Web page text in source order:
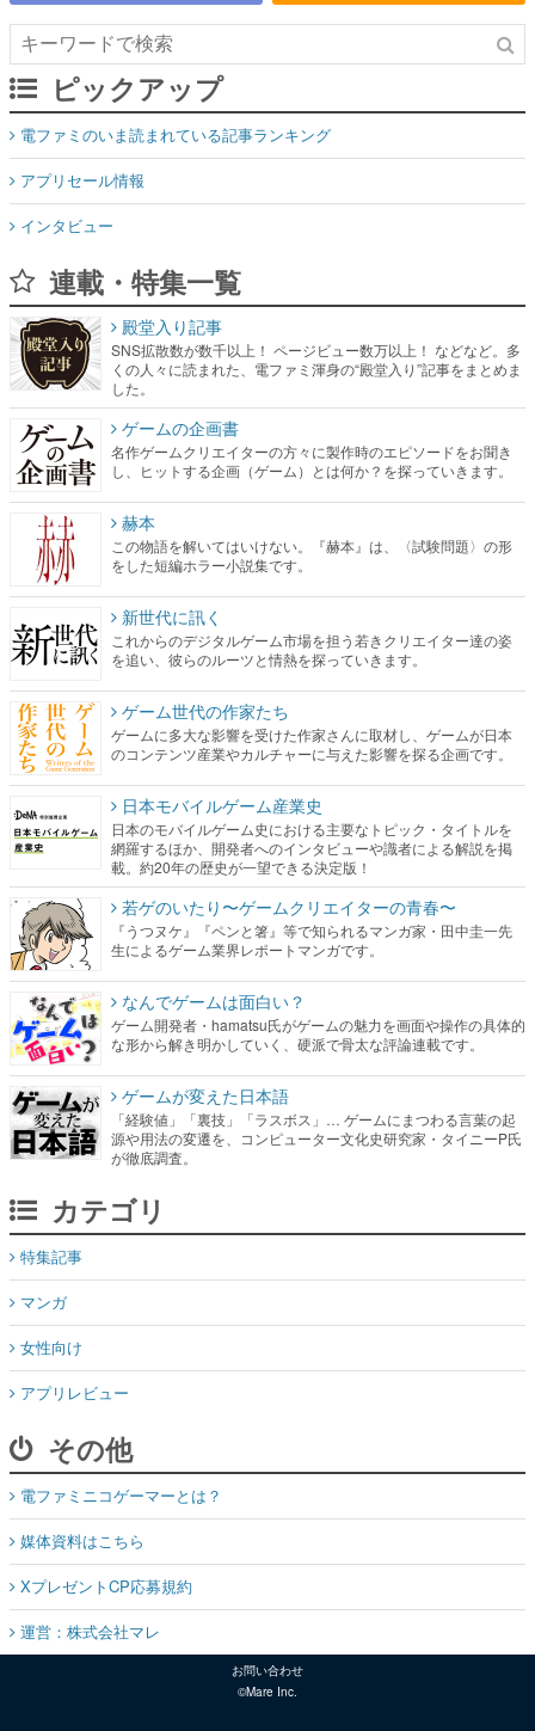
ピックアップ
電ファミのいま読まれている記事ランキング
アプリセール情報
インタビュー
連載・特集一覧
殿堂入り記事
SNS拡散数が数千以上！ ページビュー数万以上！ などなど。多
くの人々に読まれた、電ファミ渾身の“殿堂入り”記事をまとめま
した。
ゲームの企画書
名作ゲームクリエイターの方々に製作時のエピソードをお聞き
し、ヒットする企画（ゲーム）とは何か？を探っていきます。
赫本
この物語を解いてはいけない。『赫本』は、〈試験問題〉の形
をした短編ホラー小説集です。
新世代に訊く
これからのデジタルゲーム市場を担う若きクリエイター達の姿
を追い、彼らのルーツと情熱を探っていきます。
ゲーム世代の作家たち
ゲームに多大な影響を受けた作家さんに取材し、ゲームが日本
のコンテンツ産業やカルチャーに与えた影響を探る企画です。
日本モバイルゲーム産業史
日本のモバイルゲーム史における主要なトピック・タイトルを
網羅するほか、開発者へのインタビューや識者による解説を掲
載。約20年の歴史が一望できる決定版！
若ゲのいたり〜ゲームクリエイターの青春〜
『うつヌケ』『ペンと箸』等で知られるマンガ家・田中圭一先
生によるゲーム業界レポートマンガです。
なんでゲームは面白い？
ゲーム開発者・hamatsu氏がゲームの魅力を画面や操作の具体的
な形から解き明かしていく、硬派で骨太な評論連載です。
ゲームが変えた日本語
「経験値」「裏技」「ラスボス」… ゲームにまつわる言葉の起
源や用法の変遷を、コンピューター文化史研究家・タイニーP氏
が徹底調査。
カテゴリ
特集記事
マンガ
女性向け
アプリレビュー
その他
電ファミニコゲーマーとは？
媒体資料はこちら
XプレゼントCP応募規約
運営：株式会社マレ
お問い合わせ
©Mare Inc.